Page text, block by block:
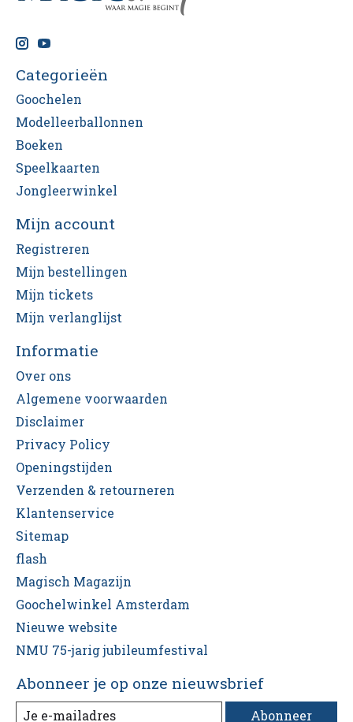
Categorieën
Goochelen
Modelleerballonnen
Boeken
Speelkaarten
Jongleerwinkel
Mijn account
Registreren
Mijn bestellingen
Mijn tickets
Mijn verlanglijst
Informatie
Over ons
Algemene voorwaarden
Disclaimer
Privacy Policy
Openingstijden
Verzenden & retourneren
Klantenservice
Sitemap
flash
Magisch Magazijn
Goochelwinkel Amsterdam
Nieuwe website
NMU 75-jarig jubileumfestival
Abonneer je op onze nieuwsbrief
Abonneer